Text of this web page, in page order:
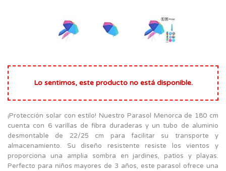
Lo sentimos, este producto no está disponible.
¡Protección solar con estilo! Nuestro Parasol Menorca de 180 cm
cuenta con 6 varillas de fibra duraderas y un tubo de aluminio
desmontable de 22/25 cm para facilitar su transporte y
almacenamiento. Su diseño resistente resiste los vientos y
proporciona una amplia sombra en jardines, patios y playas.
Perfecto para niños mayores de 3 años, este parasol ofrece una